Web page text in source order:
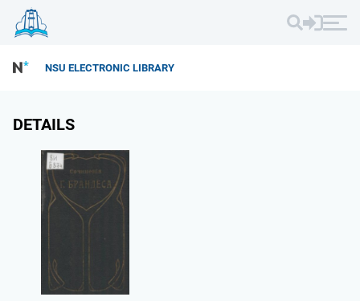
NSU ELECTRONIC LIBRARY
DETAILS